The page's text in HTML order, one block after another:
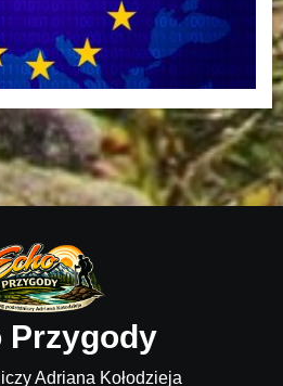
Przygody
Adriana Kołodzieja